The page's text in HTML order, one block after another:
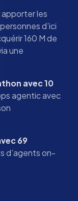
les
d’ici
160 M de
une
avec 10
agentic avec
69
d’agents on-